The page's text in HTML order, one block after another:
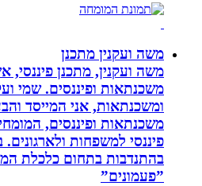
משה ועקנין מתכנן
משה ועקנין, מתכנן פיננסי,
משכנתאות ופיננסים. שמי
ומשכנתאות, אני המייסד
משכנתאות ופיננסים,
פיננסי למשפחות ולארגונים.
בהתנדבות בתחום כלכלת
”פעמונים”